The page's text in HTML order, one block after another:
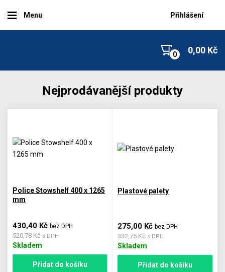
Menu Přihlášení
0,00 Kč
Nejprodávanější produkty
Police Stowshelf 400 x 1265
mm
430,40 Kčbez DPH
520,78 Kč s DPH
Skladem
Přidat do košíku
Plastové palety
275,00 Kč bez DPH
332,75 Kč s DPH
Skladem
Přidat do košíku